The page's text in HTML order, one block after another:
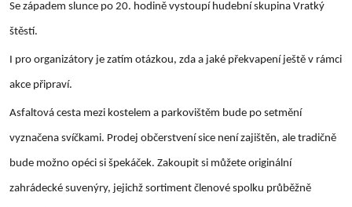
Se západem slunce po 20. hodině vystoupí hudební skupina Vratký
štěstí.
I pro organizátory je zatím otázkou, zda a jaké překvapení ještě v rámci
akce připraví.
Asfaltová cesta mezi kostelem a parkovištěm bude po setmění
vyznačena svíčkami. Prodej občerstvení sice není zajištěn, ale tradičně
bude možno opéci si špekáček. Zakoupit si můžete originální
zahrádecké suvenýry, jejichž sortiment členové spolku průběžně